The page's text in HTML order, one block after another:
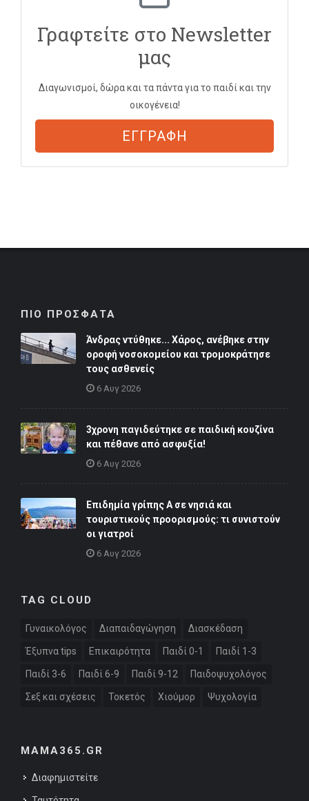
Γραφτείτε στο Newsletter
μας
Διαγωνισμοί, δώρα και τα πάντα για το παιδί και την
οικογένεια!
ΕΓΓΡΑΦΗ
ΠΙΟ ΠΡΟΣΦΑΤΑ
Άνδρας ντύθηκε... Χάρος, ανέβηκε στην
οροφή νοσοκομείου και τρομοκράτησε
τους ασθενείς
6 Αυγ 2026
3χρονη παγιδεύτηκε σε παιδική κουζίνα
και πέθανε από ασφυξία!
6 Αυγ 2026
Επιδημία γρίπης Α σε νησιά και
τουριστικούς προορισμούς: τι συνιστούν
οι γιατροί
6 Αυγ 2026
TAG CLOUD
Γυναικολόγος Διαπαιδαγώγηση Διασκέδαση
Έξυπνα tips Επικαιρότητα Παιδί 0-1 Παιδί 1-3
Παιδί 3-6 Παιδί 6-9 Παιδί 9-12 Παιδοψυχολόγος
Σεξ και σχέσεις Τοκετός Χιούμορ Ψυχολογία
MAMA365.GR
Διαφημιστείτε